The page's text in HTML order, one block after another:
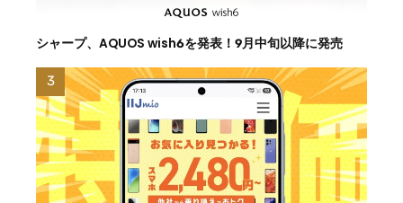
シャープ、AQUOS wish6を発表！9月中旬以降に発売